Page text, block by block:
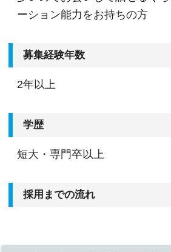
ーション能力をお持ちの方
募集経験年数
2年以上
学歴
短大・専門卒以上
採用までの流れ